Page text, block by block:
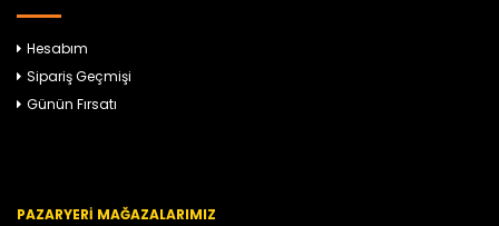
Hesabım
Sipariş Geçmişi
Günün Fırsatı
PAZARYERI MAĞAZALARIMIZ